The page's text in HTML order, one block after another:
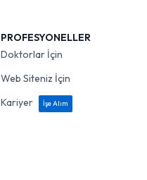
PROFESYONELLER
Doktorlar İçin
Web Siteniz İçin
Kariyer
İşe Alım